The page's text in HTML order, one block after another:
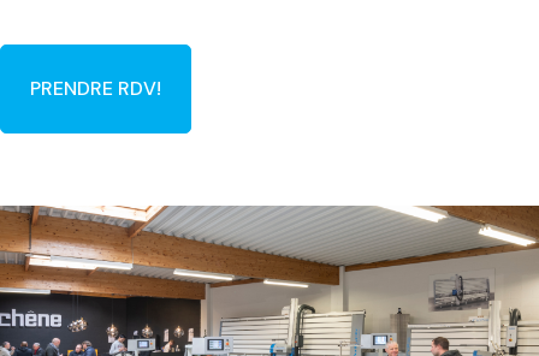
PRENDRE RDV!